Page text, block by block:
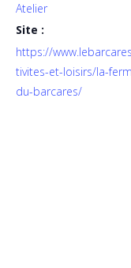
Atelier
Site :
https://
tivites-et-loisirs/la-
du-barcares/